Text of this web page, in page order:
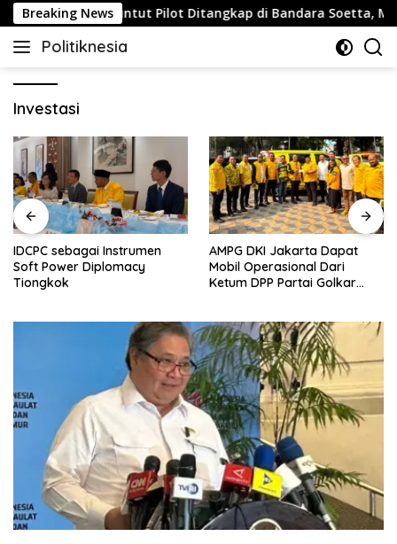
Skip
to
content
Breaking NewsBuntut Pilot Ditangkap di Bandara Soetta,
Politiknesia
Politiknesia.com
Investasi
IDCPC sebagai Instrumen
Soft Power Diplomacy
Tiongkok
AMPG DKI Jakarta Dapat
Mobil Operasional Dari
Ketum DPP Partai Golkar